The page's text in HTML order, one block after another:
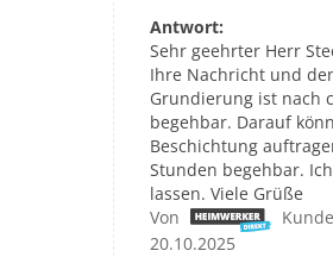
Antwort:
Sehr geehrter Herr
Ihre Nachricht und
Grundierung ist nach
begehbar. Darauf
Beschichtung
Stunden begehbar.
lassen. Viele Grüße
Von
20.10.2025